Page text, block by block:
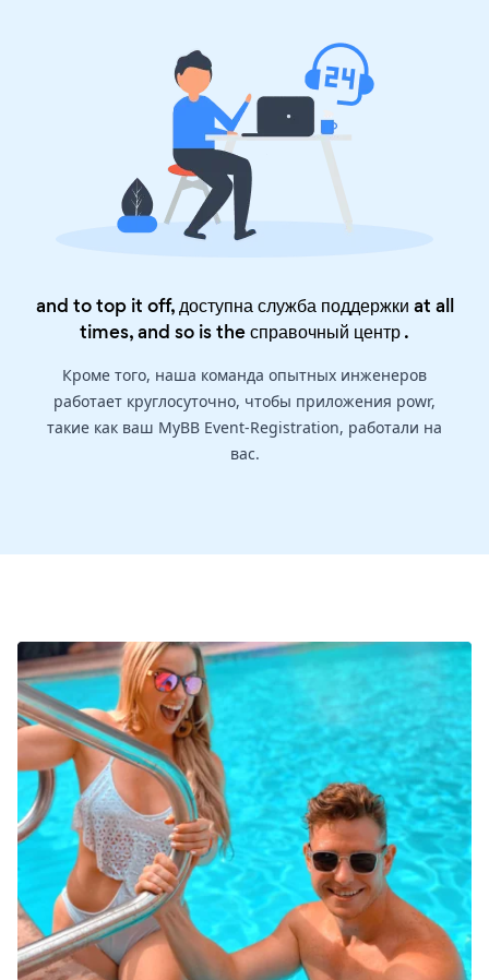
and to top it off, доступна служба поддержки at all
times, and so is theсправочный центр.
Кроме того, наша команда опытных инженеров
работает круглосуточно, чтобы приложения powr,
такие как ваш MyBB Event-Registration, работали на
вас.